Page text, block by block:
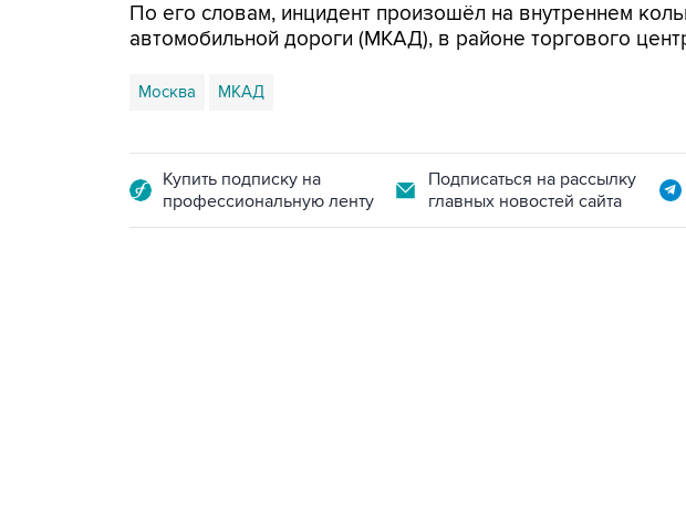
По его словам, инцидент произошёл на внутреннем
автомобильной дороги (МКАД), в районе торгового
Москва МКАД
Купить подписку на
профессиональную ленту
Подписаться на рассылку
главных новостей сайта